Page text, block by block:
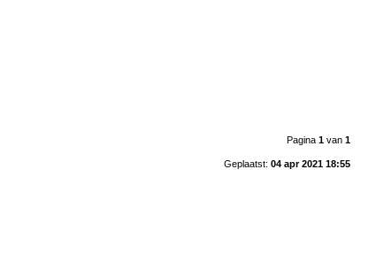
Pagina 1van 1
Geplaatst: 04 apr 2021 18:55